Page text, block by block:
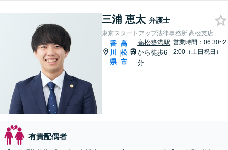
三浦 恵太 弁護士
東京スタートアップ法律事務所 高松支店
香
川
県
|
高
松
市
高松築港駅
から徒歩6
分
営業時間：06:30~2
2:00（土日祝日）
有責配偶者